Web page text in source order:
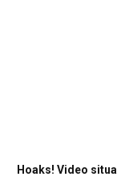
Hoaks! Video